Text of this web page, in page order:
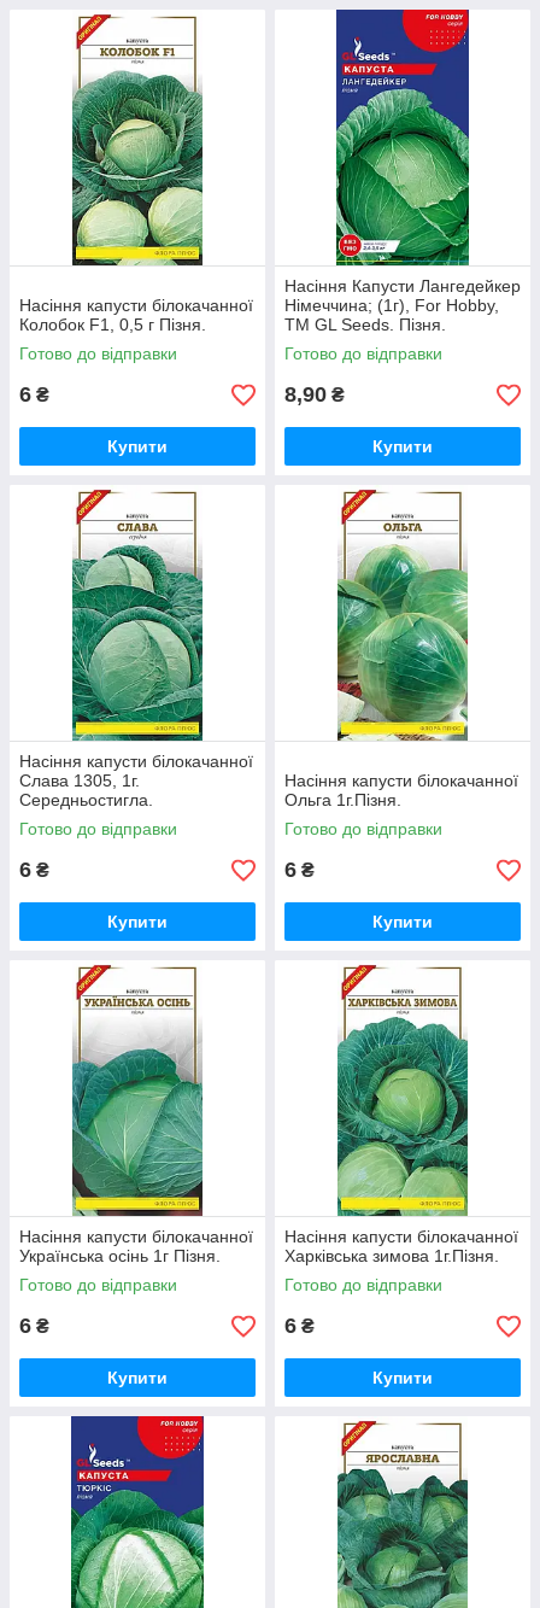
Насіння капусти білокачанної
Колобок F1, 0,5 г Пізня.
Готово до відправки
6 ₴
Купити
Насіння Капусти Лангедейкер
Німеччина; (1г), For Hobby,
TM GL Seeds. Пізня.
Готово до відправки
8,90 ₴
Купити
Насіння капусти білокачанної
Слава 1305, 1г.
Середньостигла.
Готово до відправки
6 ₴
Купити
Насіння капусти білокачанної
Ольга 1г.Пізня.
Готово до відправки
6 ₴
Купити
Насіння капусти білокачанної
Українська осінь 1г Пізня.
Готово до відправки
6 ₴
Купити
Насіння капусти білокачанної
Харківська зимова 1г.Пізня.
Готово до відправки
6 ₴
Купити